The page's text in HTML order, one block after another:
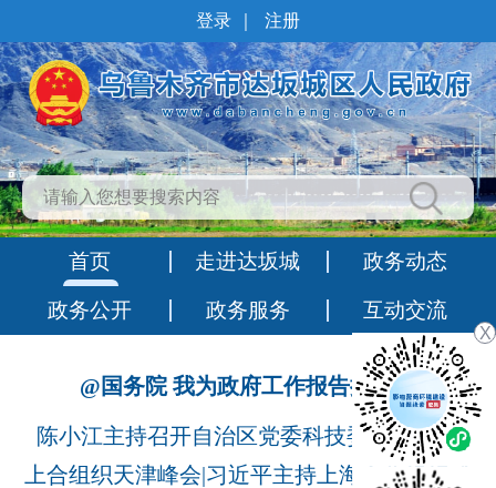
登录 注册
首页 走进达坂城 政务动态
政务公开 政务服务 互动交流
@国务院 我为政府工作报告提建议
陈小江主持召开自治区党委科技委员会会议
上合组织天津峰会|习近平主持上海合作组织成
X